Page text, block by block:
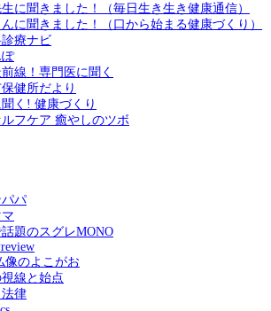
に聞きました！（毎日生き生き健康通信）
に聞きました！（口から始まる健康づくり）
療ナビ
線！専門医に聞く
健所だより
く! 健康づくり
フケア 癒やしのツボ
パ
題のスグレMONO
像のよこがお
線と始点
律